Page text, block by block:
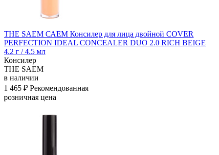
THE SAEM САЕМ Консилер для лица двойной COVER
PERFECTION IDEAL CONCEALER DUO 2.0 RICH BEIGE
4.2 г / 4.5 мл
Консилер
THE SAEM
в наличии
1 465 ₽ Рекомендованная
розничная цена